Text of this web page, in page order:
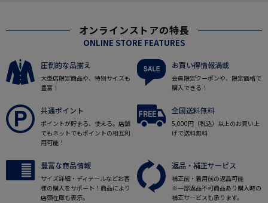
オンラインストアの特長
ONLINE STORE FEATURES
圧倒的な品揃え
大型店限定商品や、特別サイズも
豊富！
お買い得情報満載
会員限定クーポンや、限定価格で
購入できる！
共通ポイント
ポイントが貯まる、使える。店舗
でもネットでもポイントの相互利
用可能！
全国送料無料
5,000円（税込）以上のお買い上
げで送料無料
豊富な商品情報
サイズ詳細・ディテールなどお客
様の購入をサポート！商品により
店頭在庫も表示。
返品・補正サービス
補正前・着用前の返品可能
※一部返品不可商品あり購入時の
補正サービスも承ります。